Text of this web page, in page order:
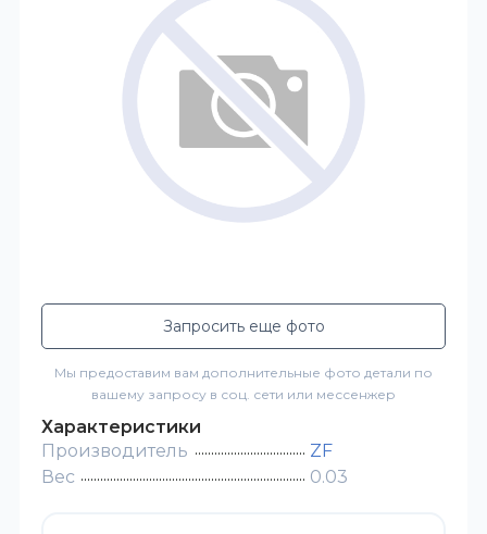
Запросить еще фото
Мы предоставим вам дополнительные фото детали по
вашему запросу в соц. сети или мессенжер
Характеристики
Производитель
ZF
Вес
0.03